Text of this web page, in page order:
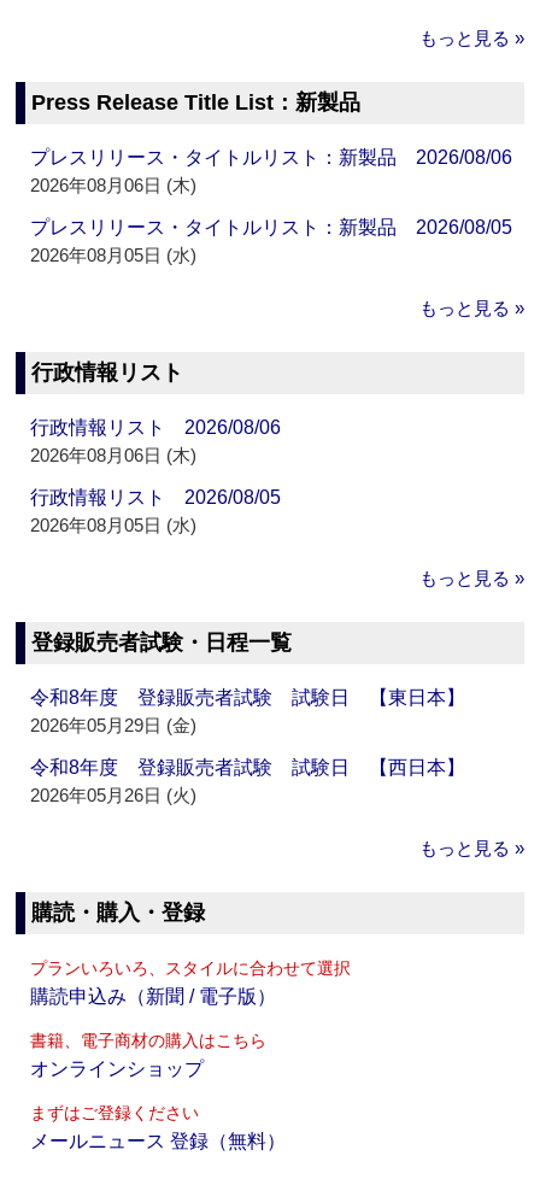
もっと見る »
Press Release Title List：新製品
プレスリリース・タイトルリスト：新製品 2026/08/06
2026年08月06日 (木)
プレスリリース・タイトルリスト：新製品 2026/08/05
2026年08月05日 (水)
もっと見る »
行政情報リスト
行政情報リスト 2026/08/06
2026年08月06日 (木)
行政情報リスト 2026/08/05
2026年08月05日 (水)
もっと見る »
登録販売者試験・日程一覧
令和8年度 登録販売者試験 試験日 【東日本】
2026年05月29日 (金)
令和8年度 登録販売者試験 試験日 【西日本】
2026年05月26日 (火)
もっと見る »
購読・購入・登録
プランいろいろ、スタイルに合わせて選択
購読申込み（新聞 / 電子版）
書籍、電子商材の購入はこちら
オンラインショップ
まずはご登録ください
メールニュース 登録（無料）